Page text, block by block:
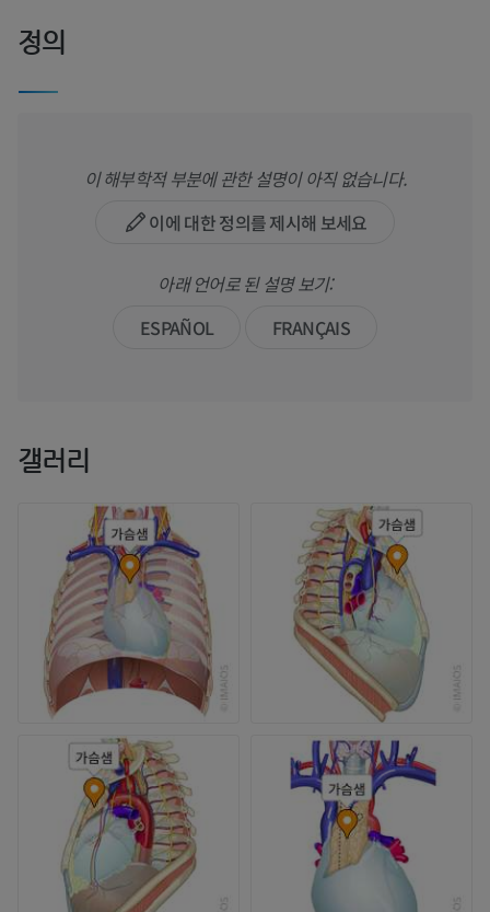
정의
이 해부학적 부분에 관한 설명이 아직 없습니다.
이에 대한 정의를 제시해 보세요
아래 언어로 된 설명 보기:
ESPAÑOL
FRANÇAIS
갤러리